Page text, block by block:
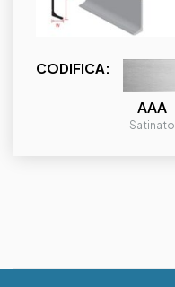
CODIFICA:
AAA
Satinato